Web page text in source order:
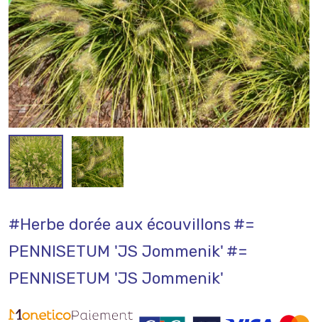
#Herbe dorée aux écouvillons#=
PENNISETUM 'JS Jommenik' #=
PENNISETUM 'JS Jommenik'